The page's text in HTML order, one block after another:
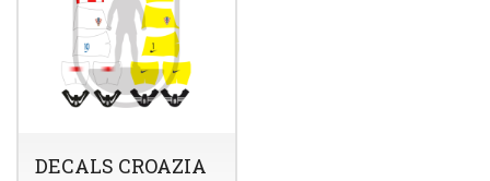
DECALS CROAZIA